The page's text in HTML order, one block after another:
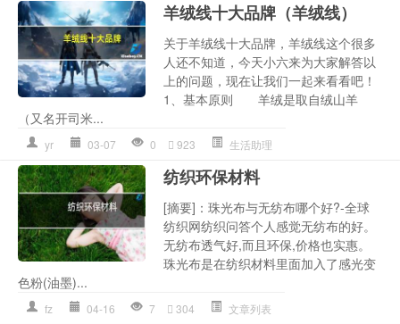
羊绒线十大品牌（羊绒线）
关于羊绒线十大品牌，羊绒线这个很多
人还不知道，今天小六来为大家解答以
上的问题，现在让我们一起来看看吧！
1、基本原则 羊绒是取自绒山羊
（又名开司米...
yr 03-07 0 923 生活助理
纺织环保材料
[摘要]：珠光布与无纺布哪个好?-全球
纺织网纺织问答个人感觉无纺布的好。
无纺布透气好,而且环保,价格也实惠。
珠光布是在纺织材料里面加入了感光变
色粉(油墨)...
fz 04-16 7 304 文章列表